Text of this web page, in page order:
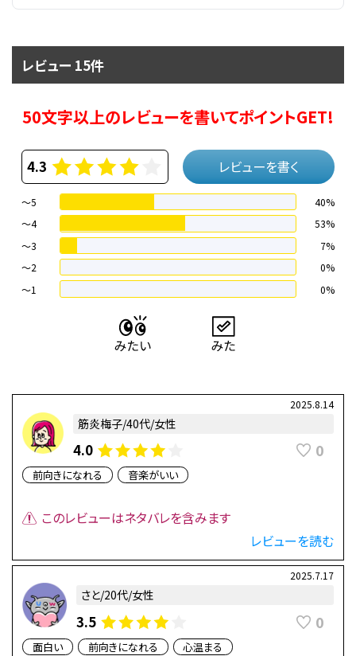
レビュー 15件
50文字以上のレビューを書いてポイントGET!
4.3 レビューを書く
～5
40%
～4
53%
〜3
7%
〜2
0%
〜1
0%
2025.8.14
筋炎梅子/40代/女性
4.0 0
前向きになれる 音楽がいい
このレビューはネタバレを含みます
レビューを読む
2025.7.17
さと/20代/女性
3.5 0
面白い 前向きになれる 心温まる